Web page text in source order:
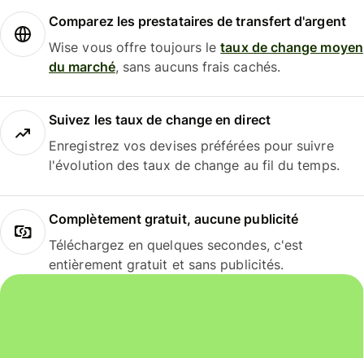
Comparez les prestataires de transfert d'argent
Wise vous offre toujours letaux de change moyen
du marché, sans aucuns frais cachés.
Suivez les taux de change en direct
Enregistrez vos devises préférées pour suivre
l'évolution des taux de change au fil du temps.
Complètement gratuit, aucune publicité
Téléchargez en quelques secondes, c'est
entièrement gratuit et sans publicités.